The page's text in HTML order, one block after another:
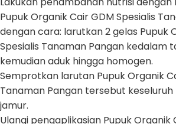
Pupuk Organik Cair GDM Spesialis
dengan cara: larutkan 2 gelas Pupuk
Spesialis Tanaman Pangan kedalam
kemudian aduk hingga homogen.
Semprotkan larutan Pupuk Organik
Tanaman Pangan tersebut
jamur.
Ulangi pengaplikasian Pupuk Organik